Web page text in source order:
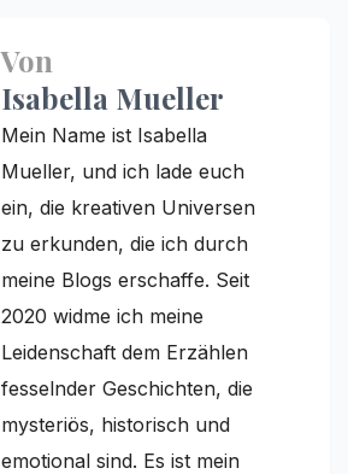
Von
Isabella Mueller
Mein Name ist Isabella
Mueller, und ich lade euch
ein, die kreativen Universen
zu erkunden, die ich durch
meine Blogs erschaffe. Seit
2020 widme ich meine
Leidenschaft dem Erzählen
fesselnder Geschichten, die
mysteriös, historisch und
emotional sind. Es ist mein